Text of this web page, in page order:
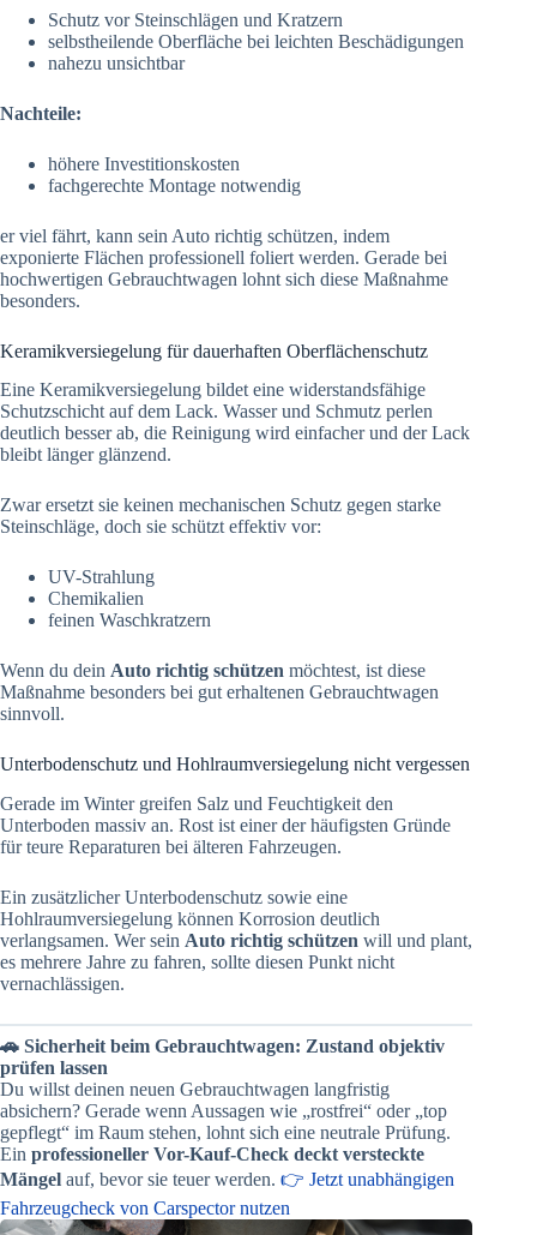
Schutz vor Steinschlägen und Kratzern
selbstheilende Oberfläche bei leichten Beschädigungen
nahezu unsichtbar
Nachteile:
höhere Investitionskosten
fachgerechte Montage notwendig
er viel fährt, kann sein Auto richtig schützen, indem
exponierte Flächen professionell foliert werden. Gerade bei
hochwertigen Gebrauchtwagen lohnt sich diese Maßnahme
besonders.
Keramikversiegelung für dauerhaften Oberflächenschutz
Eine Keramikversiegelung bildet eine widerstandsfähige
Schutzschicht auf dem Lack. Wasser und Schmutz perlen
deutlich besser ab, die Reinigung wird einfacher und der Lack
bleibt länger glänzend.
Zwar ersetzt sie keinen mechanischen Schutz gegen starke
Steinschläge, doch sie schützt effektiv vor:
UV-Strahlung
Chemikalien
feinen Waschkratzern
Wenn du dein Auto richtig schützen möchtest, ist diese
Maßnahme besonders bei gut erhaltenen Gebrauchtwagen
sinnvoll.
Unterbodenschutz und Hohlraumversiegelung nicht vergessen
Gerade im Winter greifen Salz und Feuchtigkeit den
Unterboden massiv an. Rost ist einer der häufigsten Gründe
für teure Reparaturen bei älteren Fahrzeugen.
Ein zusätzlicher Unterbodenschutz sowie eine
Hohlraumversiegelung können Korrosion deutlich
verlangsamen. Wer sein Auto richtig schützen will und plant,
es mehrere Jahre zu fahren, sollte diesen Punkt nicht
vernachlässigen.
🚗 Sicherheit beim Gebrauchtwagen: Zustand objektiv
prüfen lassen
Du willst deinen neuen Gebrauchtwagen langfristig
absichern? Gerade wenn Aussagen wie „rostfrei“ oder „top
gepflegt“ im Raum stehen, lohnt sich eine neutrale Prüfung.
Ein professioneller Vor-Kauf-Check deckt versteckte
Mängel auf, bevor sie teuer werden. 👉 Jetzt unabhängigen
Fahrzeugcheck von Carspector nutzen